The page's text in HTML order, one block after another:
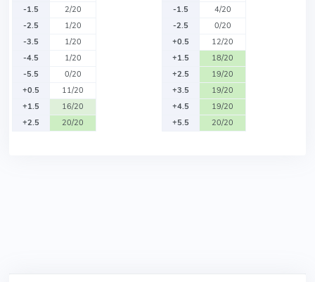
-1.5
2/20
-2.5
1/20
-3.5
1/20
-4.5
1/20
-5.5
0/20
+0.5
11/20
+1.5
16/20
+2.5
20/20
-1.5
4/20
-2.5
0/20
+0.5
12/20
+1.5
18/20
+2.5
19/20
+3.5
19/20
+4.5
19/20
+5.5
20/20